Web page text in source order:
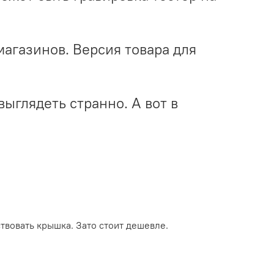
Версия товара для
странно. А вот в
крышка. Зато стоит дешевле.